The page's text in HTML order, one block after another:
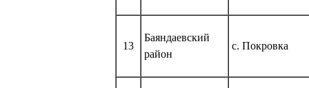
13
Баяндаевский
район
с. Покровка